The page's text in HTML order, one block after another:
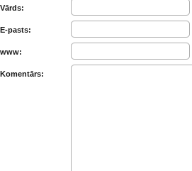
Vārds:
E-pasts:
www:
Komentārs: